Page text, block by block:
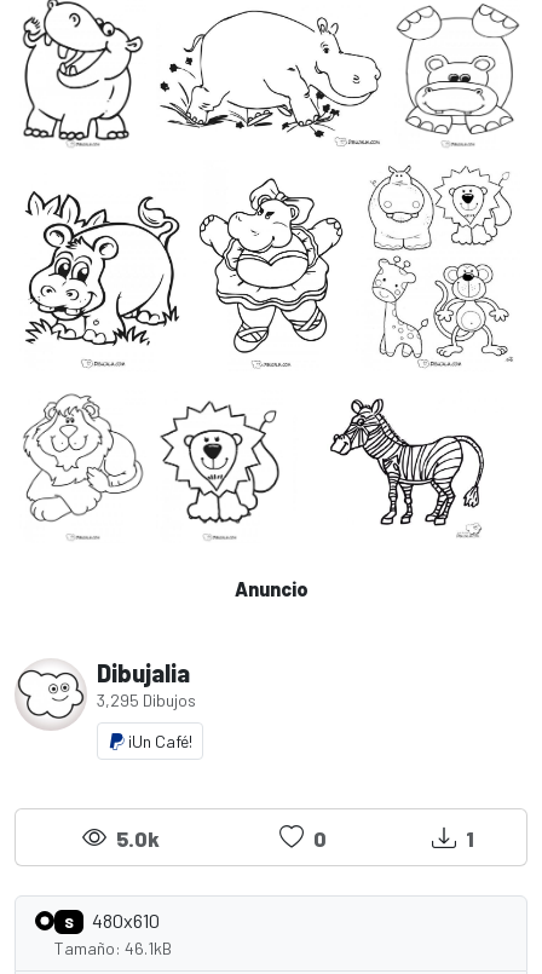
Anuncio
Dibujalia
3,295 Dibujos
¡Un Café!
5.0k 0 1
S 480x610
Tamaño: 46.1kB